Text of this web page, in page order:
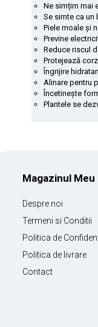
Ne simțim mai
Se simte ca un
Piele moale și
Previne
Reduce riscul
Protejează
Îngrijire
Alinare pentru
Încetinește
Plantele se
Magazinul Meu
Despre noi
Termeni si Conditii
Politica de
Politica de livrare
Contact